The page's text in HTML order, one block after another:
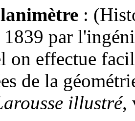
:
1839 par
on effectue
de la
illustré,